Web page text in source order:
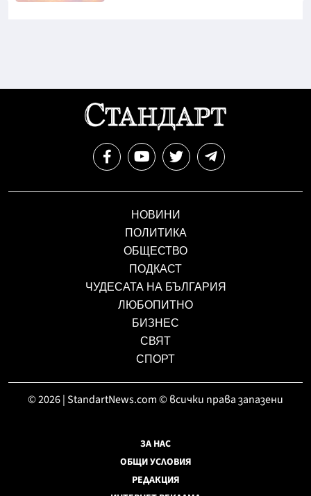
НОВИНИ
ПОЛИТИКА
ОБЩЕСТВО
ПОДКАСТ
ЧУДЕСАТА НА БЪЛГАРИЯ
ЛЮБОПИТНО
БИЗНЕС
СВЯТ
СПОРТ
© 2026 | StandartNews.com © всички права запазени
ЗА НАС
ОБЩИ УСЛОВИЯ
РЕДАКЦИЯ